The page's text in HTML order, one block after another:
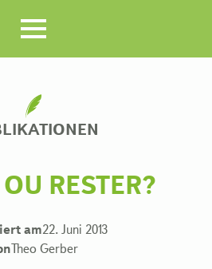
RESTER?
am22. Juni 2013
Theo Gerber